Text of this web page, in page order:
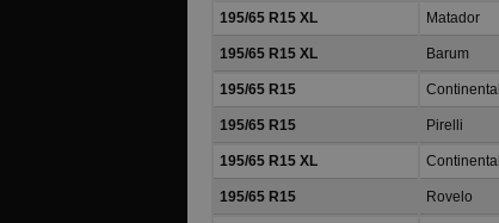
195/65 R15 XL Matador
195/65 R15 XL Barum
195/65 R15 Continental
195/65 R15 Pirelli
195/65 R15 XL Continental
195/65 R15 Rovelo